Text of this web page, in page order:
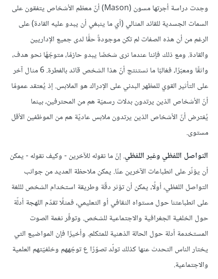
وجدت دراسة أجرتها مسون (Mason) أنّ معظم الأشخاص يتفقون على
السمات الجسدية للقائد المثالي (أي ما ينبغي أن يبدو عليه القادة) على
الرغم من أن هذه الصفات لم تكن موجودةً حقًّا لدى جميع الإداريين
والقادة. ومع ذلك فإننا عندما نرى شخصًا يبدو حازمًا، متوجّهًا نحو هدف،
واثقًا ومعبّرًا، فغالبًا ما نستنتج أنّ هذا الشخص قائد بالفطرة. 6 مثال آخر
على التأثير القوي للمظهر البدني على الإدراك هو الملابس. إذ يُعتقد عمومًا
أنّ الأشخاص الذين يرتدون بدلات رسميّة هم من المحترفين، بينما
يُفترض أنّ الأشخاص الذين يرتدون ملابس عاديّة هم من الموظفين الأقل
مستوى.
التواصل اللفظي وغير اللفظي. إنّ ما نقوله للآخرين - وكيف نقوله - يمكن
أن يؤثّر على انطباعات الآخرين عنّا. يمكن ملاحظة العديد من جوانب
التواصل اللفظي، أولًا، يمكن أن تؤثر دقّة وطريقة استخدام الشخص لللغة
على انطباعتنا حول مستواه الثقافي أو التعليمي، فمثلًا تقدّم اللهجة أدلّة
حول الخلفية الجغرافية والاجتماعية للشخص. وتوفّر نغمة الصوت
المستخدمة أدلة حول الحالة الذهنية للمتكلم. وأخيرًا فإن المواضيع التي
يختار الناس التحدث عنها كذلك تولّد تصوّرًا ع توجّههم وخلفيّتهم العلمية
والاجتماعية.